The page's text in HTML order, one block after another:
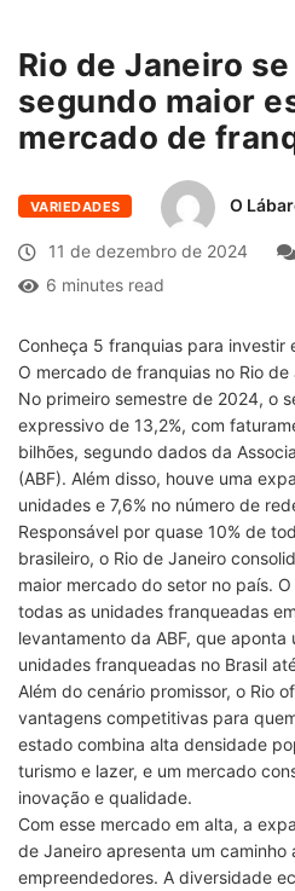
Rio de Janeiro
segundo maior
mercado de
VARIEDADES O
11 de dezembro de 2024
6 minutes read
Conheça 5 franquias para investir
O mercado de franquias no Rio
No primeiro semestre de 2024, o
expressivo de 13,2%, com
bilhões, segundo dados da
(ABF). Além disso, houve uma
unidades e 7,6% no número de
Responsável por quase 10% de
brasileiro, o Rio de Janeiro
maior mercado do setor no país.
todas as unidades franqueadas
levantamento da ABF, que aponta
unidades franqueadas no Brasil
Além do cenário promissor, o Rio
vantagens competitivas para
estado combina alta densidade
turismo e lazer, e um mercado
inovação e qualidade.
Com esse mercado em alta, a
de Janeiro apresenta um caminho
empreendedores. A diversidade